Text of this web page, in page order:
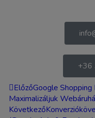
+36
ElőzőGoogle
Maximalizáljuk
Következő